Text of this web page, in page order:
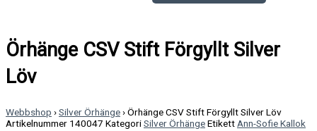
Örhänge CSV Stift Förgyllt Silver
Löv
Webbshop ›Silver Örhänge›Örhänge CSV Stift Förgyllt Silver Löv
Artikelnummer 140047 KategoriSilver ÖrhängeEtikett Ann-Sofie Kallok